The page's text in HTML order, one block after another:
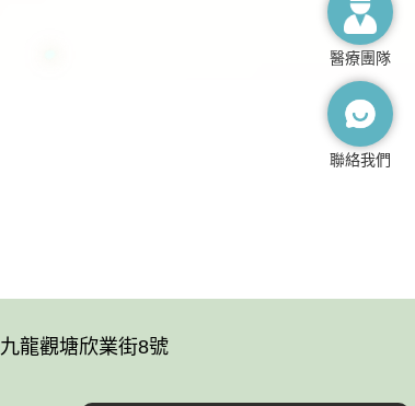
九龍觀塘欣業街8號
醫療團隊
聯絡我們